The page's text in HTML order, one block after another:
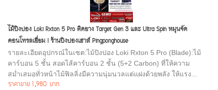
ไม้ปิงปอง Loki Rxton 5 Pro ติดยาง Target Gen 3 และ Ultra Spin หมุนจัด
คอนโทรลเยี่ยม I ร้านปิงปองเฮาส์ Pingponghouse
รายละเอียดอุปกรณ์ในเซต:ไม้ปิงปอง Loki Rxton 5 Pro (Blade):ไม้
คาร์บอน 5 ชั้น สอดไส้คาร์บอน 2 ชั้น (5+2 Carbon) ที่ให้ความ
สม่ำเสมอทั่วหน้าไม้ฟิลลิ่งมีความนุ่มนวลแต่แฝงด้วยพลัง ให้แรง...
ราคาขาย 1,980 บาท